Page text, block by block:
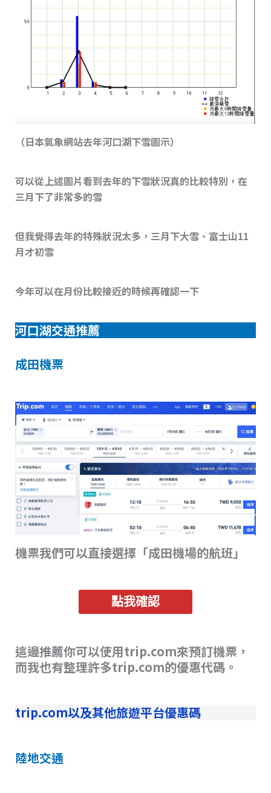
（日本氣象網站去年河口湖下雪圖示）
可以從上述圖片看到去年的下雪狀況真的比較特別，在
三月下了非常多的雪
但我覺得去年的特殊狀況太多，三月下大雪、富士山11
月才初雪
今年可以在月份比較接近的時候再確認一下
河口湖交通推薦
成田機票
機票我們可以直接選擇「成田機場的航班」
點我確認
這邊推薦你可以使用trip.com來預訂機票，
而我也有整理許多trip.com的優惠代碼。
trip.com以及其他旅遊平台優惠碼
陸地交通